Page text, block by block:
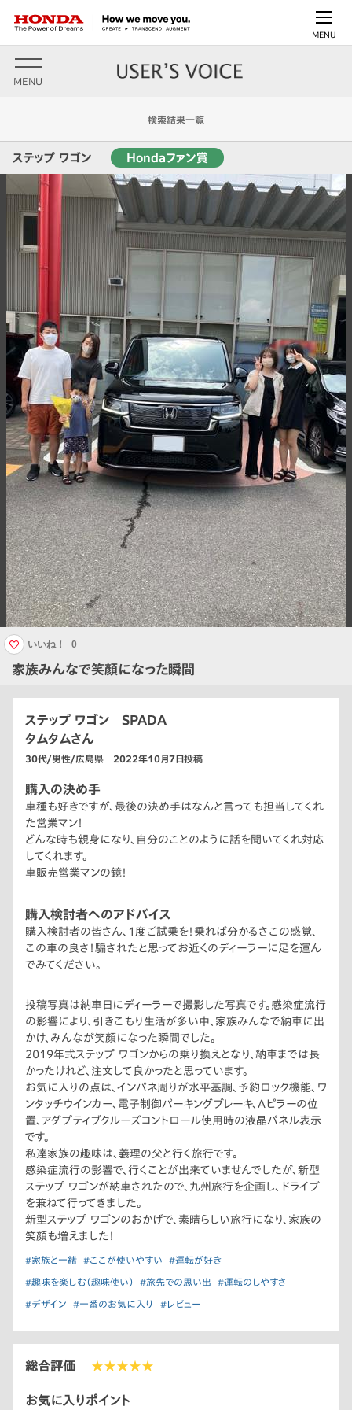
MENU
MENU
検索結果一覧
ステップ ワゴン Hondaファン賞
家族みんなで笑顔になった瞬間
いいね！ 0
ステップ ワゴン SPADA
タムタムさん
30代/男性/広島県 2022年10月7日投稿
購入の決め手
車種も好きですが、最後の決め手はなんと言っても担当してくれ
た営業マン！
どんな時も親身になり、自分のことのように話を聞いてくれ対応
してくれます。
車販売営業マンの鏡！
購入検討者へのアドバイス
購入検討者の皆さん、1度ご試乗を！乗れば分かるさこの感覚、
この車の良さ！騙されたと思ってお近くのディーラーに足を運ん
でみてください。
投稿写真は納車日にディーラーで撮影した写真です。感染症流行
の影響により、引きこもり生活が多い中、家族みんなで納車に出
かけ、みんなが笑顔になった瞬間でした。
2019年式ステップ ワゴンからの乗り換えとなり、納車までは長
かったけれど、注文して良かったと思っています。
お気に入りの点は、インパネ周りが水平基調、予約ロック機能、ワ
ンタッチウインカー、電子制御パーキングブレーキ、Aピラーの位
置、アダプティブクルーズコントロール使用時の液晶パネル表示
です。
私達家族の趣味は、義理の父と行く旅行です。
感染症流行の影響で、行くことが出来ていませんでしたが、新型
ステップ ワゴンが納車されたので、九州旅行を企画し、ドライブ
を兼ねて行ってきました。
新型ステップ ワゴンのおかげで、素晴らしい旅行になり、家族の
笑顔も増えました！
#家族と一緒 #ここが使いやすい #運転が好き
#趣味を楽しむ（趣味使い） #旅先での思い出 #運転のしやすさ
#デザイン #一番のお気に入り #レビュー
総合評価 ★★★★★
お気に入りポイント